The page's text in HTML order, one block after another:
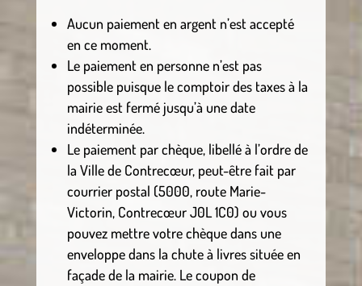
Aucun paiement en argent n’est accepté
en ce moment.
Le paiement en personne n’est pas
possible puisque le comptoir des taxes à la
mairie est fermé jusqu’à une date
indéterminée.
Le paiement par chèque, libellé à l’ordre de
la Ville de Contrecœur, peut-être fait par
courrier postal (5000, route Marie-
Victorin, Contrecœur J0L 1C0) ou vous
pouvez mettre votre chèque dans une
enveloppe dans la chute à livres située en
façade de la mairie. Le coupon de